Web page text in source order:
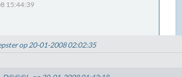
15:44:39
op 20-01-2008 02:02:35